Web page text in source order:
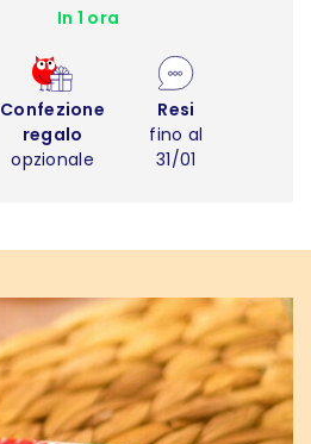
In 1 ora
Confezione
regalo
opzionale
Resi
fino al
31/01